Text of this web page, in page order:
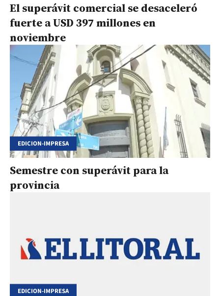
El superávit comercial se desaceleró
fuerte a USD 397 millones en
noviembre
EDICION-IMPRESA
Semestre con superávit para la
provincia
EDICION-IMPRESA